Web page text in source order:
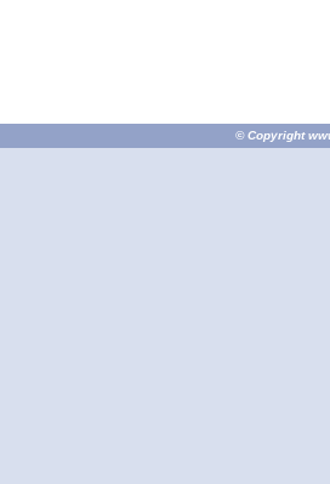
© Copyright